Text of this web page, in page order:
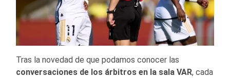
Tras la novedad de que podamos conocer las
conversaciones de los árbitros en la sala VAR, cada